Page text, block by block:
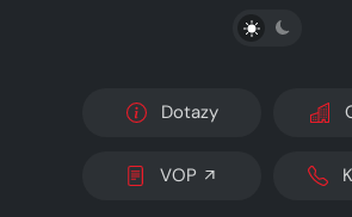
PŘEPNOUT
Dotazy
VOP